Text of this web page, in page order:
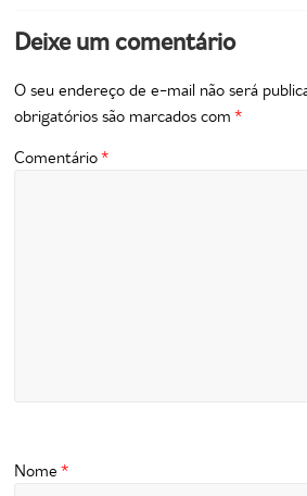
Deixe um comentário
O seu endereço de e-mail não será
obrigatórios são marcados com*
Comentário*
Nome*